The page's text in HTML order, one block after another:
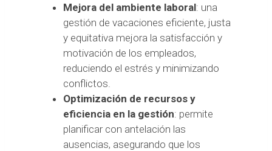
Mejora del ambiente laboral: una
gestión de vacaciones eficiente, justa
y equitativa mejora la satisfacción y
motivación de los empleados,
reduciendo el estrés y minimizando
conflictos.
Optimización de recursos y
eficiencia en la gestión: permite
planificar con antelación las
ausencias, asegurando que los